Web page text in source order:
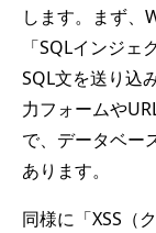
します。まず、
「SQLインジ
SQL文を送り込
力フォームや
で、データベー
あります。
同様に「XSS（